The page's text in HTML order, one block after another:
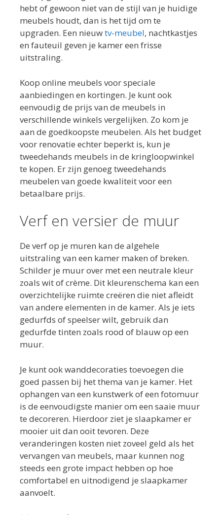
hebt of gewoon niet van de stijl van je huidige
meubels houdt, dan is het tijd om te
upgraden. Een nieuwtv-meubel, nachtkastjes
en fauteuil geven je kamer een frisse
uitstraling.
Koop online meubels voor speciale
aanbiedingen en kortingen. Je kunt ook
eenvoudig de prijs van de meubels in
verschillende winkels vergelijken. Zo kom je
aan de goedkoopste meubelen. Als het budget
voor renovatie echter beperkt is, kun je
tweedehands meubels in de kringloopwinkel
te kopen. Er zijn genoeg tweedehands
meubelen van goede kwaliteit voor een
betaalbare prijs.
Verf en versier de muur
De verf op je muren kan de algehele
uitstraling van een kamer maken of breken.
Schilder je muur over met een neutrale kleur
zoals wit of crème. Dit kleurenschema kan een
overzichtelijke ruimte creëren die niet afleidt
van andere elementen in de kamer. Als je iets
gedurfds of speelser wilt, gebruik dan
gedurfde tinten zoals rood of blauw op een
muur.
Je kunt ook wanddecoraties toevoegen die
goed passen bij het thema van je kamer. Het
ophangen van een kunstwerk of een fotomuur
is de eenvoudigste manier om een saaie muur
te decoreren. Hierdoor ziet je slaapkamer er
mooier uit dan ooit tevoren. Deze
veranderingen kosten niet zoveel geld als het
vervangen van meubels, maar kunnen nog
steeds een grote impact hebben op hoe
comfortabel en uitnodigend je slaapkamer
aanvoelt.